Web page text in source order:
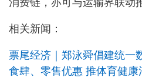
相关新闻：
票尾经济｜郑泳舜倡建统一
食肆、零售优惠 推体育健康